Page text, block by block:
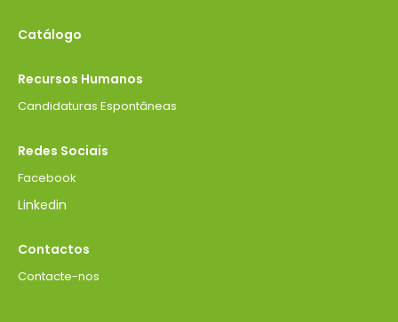
Catálogo
Recursos Humanos
Candidaturas Espontâneas
Redes Sociais
Facebook
Linkedin
Contactos
Contacte-nos